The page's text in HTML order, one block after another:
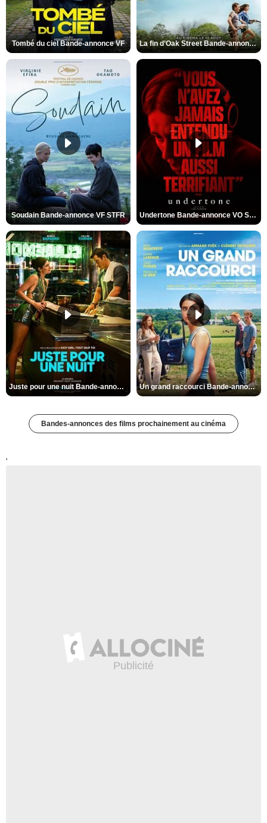
Tombé du ciel Bande-annonce VF La fin d’Oak Street Bande-annonce VO STFR
Soudain Bande-annonce VF STFR Undertone Bande-annonce VO STFR
Juste pour une nuit Bande-annonce VO STFR Un grand raccourci Bande-annonce VF
Bandes-annonces des films prochainement au cinéma
'